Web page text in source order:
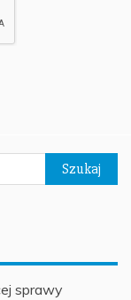
sprawy